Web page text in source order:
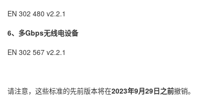
EN 302 480 v2.2.1
6、多Gbps无线电设备
EN 302 567 v2.2.1
请注意，这些标准的先前版本将在2023年9月29日之前撤销。